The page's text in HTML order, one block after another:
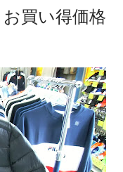
お買い得価格